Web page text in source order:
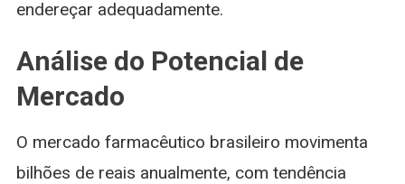
endereçar adequadamente.
Análise do Potencial de
Mercado
O mercado farmacêutico brasileiro movimenta
bilhões de reais anualmente, com tendência